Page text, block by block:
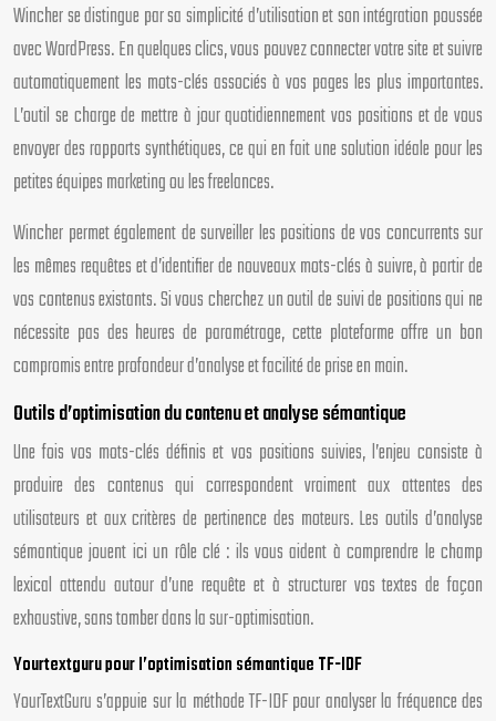
Wincher se distingue par sa simplicité d’utilisation et son intégration poussée
avec WordPress. En quelques clics, vous pouvez connecter votre site et suivre
automatiquement les mots-clés associés à vos pages les plus importantes.
L’outil se charge de mettre à jour quotidiennement vos positions et de vous
envoyer des rapports synthétiques, ce qui en fait une solution idéale pour les
petites équipes marketing ou les freelances.
Wincher permet également de surveiller les positions de vos concurrents sur
les mêmes requêtes et d’identifier de nouveaux mots-clés à suivre, à partir de
vos contenus existants. Si vous cherchez un outil de suivi de positions qui ne
nécessite pas des heures de paramétrage, cette plateforme offre un bon
compromis entre profondeur d’analyse et facilité de prise en main.
Outils d’optimisation du contenu et analyse sémantique
Une fois vos mots-clés définis et vos positions suivies, l’enjeu consiste à
produire des contenus qui correspondent vraiment aux attentes des
utilisateurs et aux critères de pertinence des moteurs. Les outils d’analyse
sémantique jouent ici un rôle clé : ils vous aident à comprendre le champ
lexical attendu autour d’une requête et à structurer vos textes de façon
exhaustive, sans tomber dans la sur-optimisation.
Yourtextguru pour l’optimisation sémantique TF-IDF
YourTextGuru s’appuie sur la méthode TF-IDF pour analyser la fréquence des